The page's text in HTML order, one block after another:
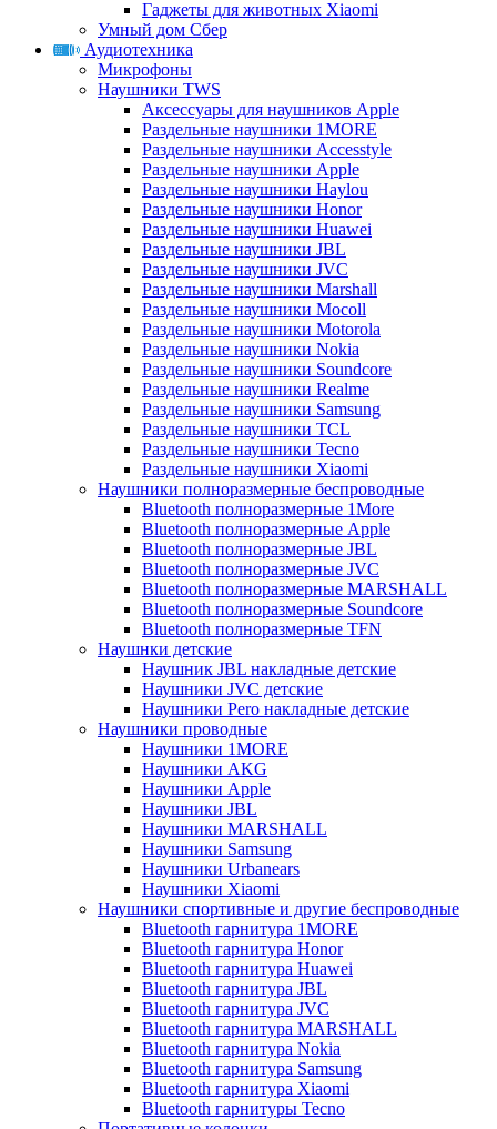
Гаджеты для животных Xiaomi
Умный дом Сбер
Аудиотехника
Микрофоны
Наушники TWS
Аксессуары для наушников Apple
Раздельные наушники 1MORE
Раздельные наушники Accesstyle
Раздельные наушники Apple
Раздельные наушники Haylou
Раздельные наушники Honor
Раздельные наушники Huawei
Раздельные наушники JBL
Раздельные наушники JVC
Раздельные наушники Marshall
Раздельные наушники Mocoll
Раздельные наушники Motorola
Раздельные наушники Nokia
Раздельные наушники Soundcore
Раздельные наушники Realme
Раздельные наушники Samsung
Раздельные наушники TCL
Раздельные наушники Tecno
Раздельные наушники Xiaomi
Наушники полноразмерные беспроводные
Bluetooth полноразмерные 1More
Bluetooth полноразмерные Apple
Bluetooth полноразмерные JBL
Bluetooth полноразмерные JVC
Bluetooth полноразмерные MARSHALL
Bluetooth полноразмерные Soundcore
Bluetooth полноразмерные TFN
Наушнки детские
Наушник JBL накладные детские
Наушники JVC детские
Наушники Pero накладные детские
Наушники проводные
Наушники 1MORE
Наушники AKG
Наушники Apple
Наушники JBL
Наушники MARSHALL
Наушники Samsung
Наушники Urbanears
Наушники Xiaomi
Наушники спортивные и другие беспроводные
Bluetooth гарнитура 1MORE
Bluetooth гарнитура Honor
Bluetooth гарнитура Huawei
Bluetooth гарнитура JBL
Bluetooth гарнитура JVC
Bluetooth гарнитура MARSHALL
Bluetooth гарнитура Nokia
Bluetooth гарнитура Samsung
Bluetooth гарнитура Xiaomi
Bluetooth гарнитуры Tecno